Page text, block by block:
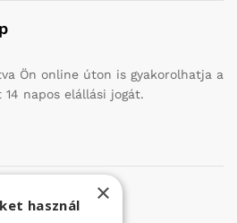
Ön online úton is gyakorolhatja a
napos elállási jogát.
×
használ